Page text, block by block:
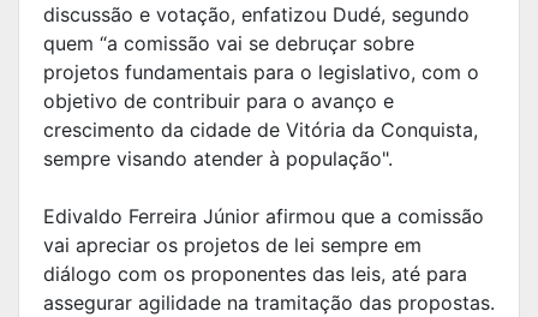
discussão e votação, enfatizou Dudé, segundo
quem “a comissão vai se debruçar sobre
projetos fundamentais para o legislativo, com o
objetivo de contribuir para o avanço e
crescimento da cidade de Vitória da Conquista,
sempre visando atender à população".
Edivaldo Ferreira Júnior afirmou que a comissão
vai apreciar os projetos de lei sempre em
diálogo com os proponentes das leis, até para
assegurar agilidade na tramitação das propostas.